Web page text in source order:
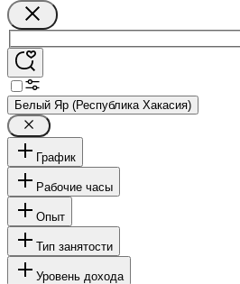
Белый Яр (Республика Хакасия)
График
Рабочие часы
Опыт
Тип занятости
Уровень дохода